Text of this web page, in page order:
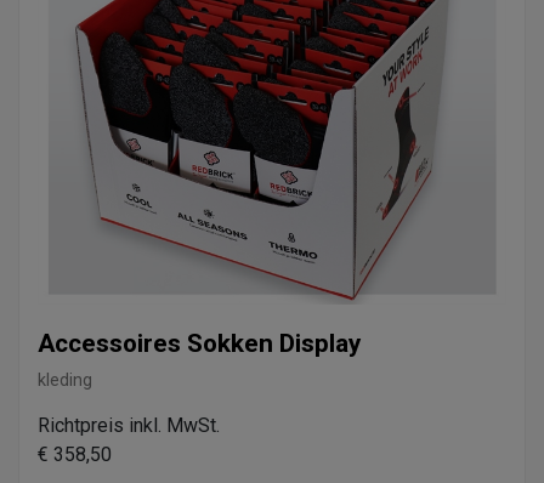
Accessoires Sokken Display
kleding
Richtpreis inkl. MwSt.
€ 358,50